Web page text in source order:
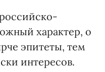
характер, о
эпитеты, тем
интересов.